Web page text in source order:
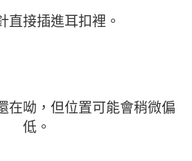
直接插進耳扣裡。
在呦，但位置可能會稍微偏
低。